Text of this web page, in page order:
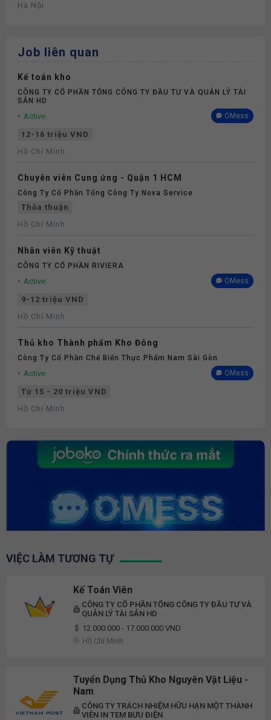
Hà Nội
Job liên quan
Kế toán kho
CÔNG TY CỔ PHẦN TỔNG CÔNG TY ĐẦU TƯ VÀ QUẢN LÝ TÀI
SẢN HD
Active OMess
12-16 triệu VND
Hồ Chí Minh
Chuyên viên Cung ứng - Quận 1 HCM
Công Ty Cổ Phần Tổng Công Ty Nova Service
Thỏa thuận
Hồ Chí Minh
Nhân viên Kỹ thuật
CÔNG TY CỔ PHẦN RIVIERA
Active OMess
9-12 triệu VND
Hồ Chí Minh
Thủ kho Thành phẩm Kho Đông
Công Ty Cổ Phần Chế Biến Thực Phẩm Nam Sài Gòn
Active OMess
Từ 15 - 20 triệu VND
Hồ Chí Minh
VIỆC LÀM TƯƠNG TỰ
Kế Toán Viên
CÔNG TY CỔ PHẦN TỔNG CÔNG TY ĐẦU TƯ VÀ
QUẢN LÝ TÀI SẢN HD
12.000.000 - 17.000.000 VND
Hồ Chí Minh
Tuyển Dụng Thủ Kho Nguyên Vật Liệu -
Nam
CÔNG TY TRÁCH NHIỆM HỮU HẠN MỘT THÀNH
VIÊN IN TEM BƯU ĐIỆN